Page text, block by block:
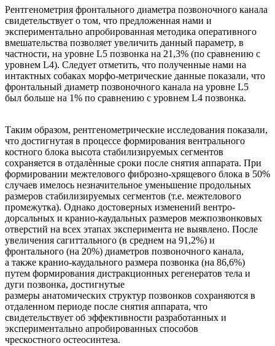
Рентгенометрия фронтального диаметра позвоночного канала
свидетельствует о том, что предложенная нами и
экспериментально апробированная методика оперативного
вмешательства позволяет увеличить данный параметр, в
частности, на уровне L5 позвонка на 21,3% (по сравнению с
уровнем L4). Следует отметить, что полученные нами на
интактных собаках морфо-метрические данные показали, что
фронтальный диаметр позвоночного канала на уровне L5
был больше на 1% по сравнению с уровнем L4 позвонка.
Таким образом, рентгенометрические исследования показали,
что достигнутая в процессе формирования вентрального
костного блока высота стабилизируемых сегментов
сохраняется в отдалѐнные сроки после снятия аппарата. При
формировании межтелового фиброзно-хрящевого блока в 50%
случаев имелось незначительное уменьшение продольных
размеров стабилизируемых сегментов (т.е. межтелового
промежутка). Однако достоверных изменений вентро-
дорсальных и кранио-каудальных размеров межпозвонковых
отверстий на всех этапах эксперимента не выявлено. После
увеличения сагиттального (в среднем на 91,2%) и
фронтального (на 20%) диаметров позвоночного канала,
а также кранио-каудального размера позвонка (на 86,6%)
путем формирования дистракционных регенератов тела и
дуги позвонка, достигнутые
размеры анатомических структур позвонков сохраняются в
отдаленном периоде после снятия аппарата, что
свидетельствует об эффективности разработанных и
экспериментально апробированных способов
чрескостного остеосинтеза.